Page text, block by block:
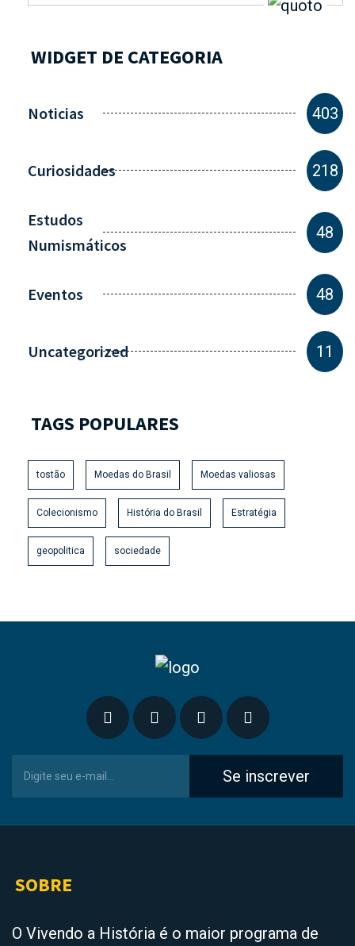
WIDGET DE CATEGORIA
Noticias 403
Curiosidades 218
Estudos
Numismáticos
48
Eventos 48
Uncategorized 11
TAGS POPULARES
tostão Moedas do Brasil Moedas valiosas
Colecionismo História do Brasil Estratégia
geopolitica sociedade
Se inscrever
SOBRE
O Vivendo a História é o maior programa de